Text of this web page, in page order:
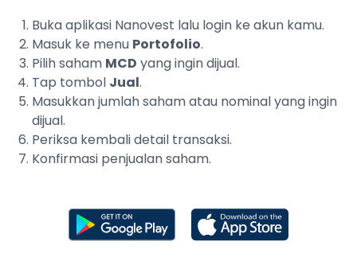
Buka aplikasi Nanovest lalu login ke akun kamu.
Masuk ke menu Portofolio.
Pilih saham MCD yang ingin dijual.
Tap tombol Jual.
Masukkan jumlah saham atau nominal yang ingin
dijual.
Periksa kembali detail transaksi.
Konfirmasi penjualan saham.